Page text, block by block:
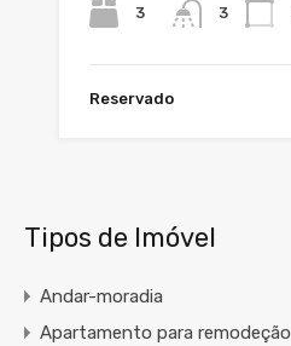
3 3
Reservado
Tipos de Imóvel
Andar-moradia
Apartamento para remodeção